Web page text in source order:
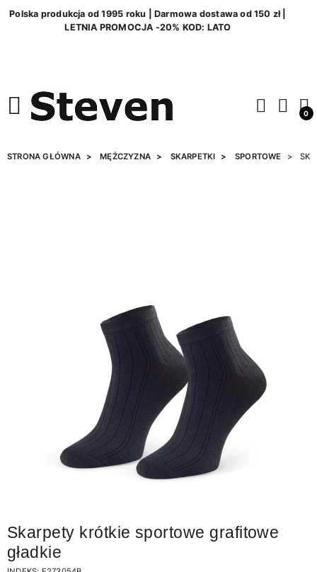
Polska produkcja od 1995 roku | Darmowa dostawa od 150 zł |
LETNIA PROMOCJA -20% KOD: LATO
0
STRONA GŁÓWNA MĘŻCZYZNA SKARPETKI SPORTOWE
Skarpety krótkie sportowe grafitowe
gładkie